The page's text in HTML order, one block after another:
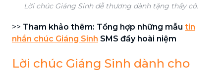
Lời chúc Giáng Sinh dễ thương dành tặng thầy cô.
>> Tham khảo thêm: Tổng hợp những mẫu tin
nhắn chúc Giáng Sinh SMS đầy hoài niệm
Lời chúc Giáng Sinh dành cho